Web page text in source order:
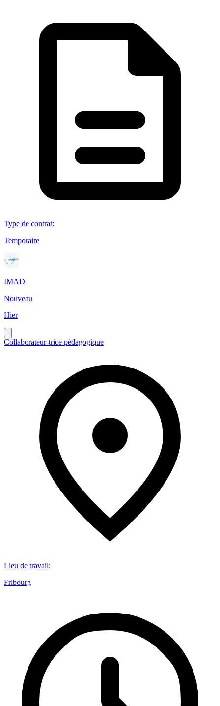
Type de contrat:
Temporaire
IMAD
Nouveau
Hier
Collaborateur-trice pédagogique
Lieu de travail:
Fribourg